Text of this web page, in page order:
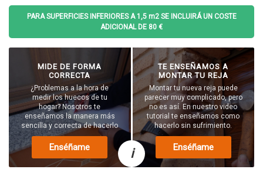
PARA SUPERFICIES INFERIORES A 1,5 m2 SE INCLUIRÁ UN COSTE
ADICIONAL DE 80 €
MIDE DE FORMA
CORRECTA
¿Problemas a la hora de
medir los huecos de tu
hogar? Nosotros te
enseñamos la manera más
sencilla y correcta de hacerlo
Enséñame i
TE ENSEÑAMOS A
MONTAR TU REJA
Montar tu nueva reja puede
parecer muy complicado, pero
no es así. En nuestro video
tutorial te enseñamos como
hacerlo sin sufrimiento.
Enséñame